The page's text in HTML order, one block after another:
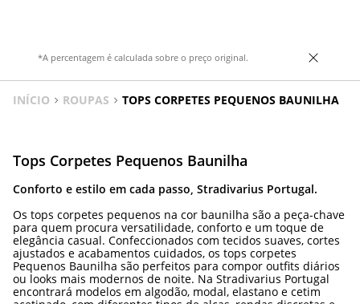
*A percentagem é calculada sobre o preço original.
INÍCIO ROUPAS TOPS CORPETES PEQUENOS BAUNILHA
Tops Corpetes Pequenos Baunilha
Conforto e estilo em cada passo, Stradivarius Portugal.
Os tops corpetes pequenos na cor baunilha são a peça-chave
para quem procura versatilidade, conforto e um toque de
elegância casual. Confeccionados com tecidos suaves, cortes
ajustados e acabamentos cuidados, os tops corpetes
Pequenos Baunilha são perfeitos para compor outfits diários
ou looks mais modernos de noite. Na Stradivarius Portugal
encontrará modelos em algodão, modal, elastano e cetim